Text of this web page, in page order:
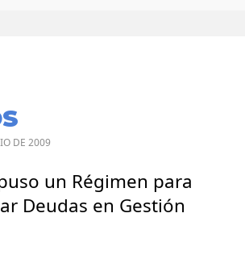
DE 2009
un Régimen para
Deudas en Gestión